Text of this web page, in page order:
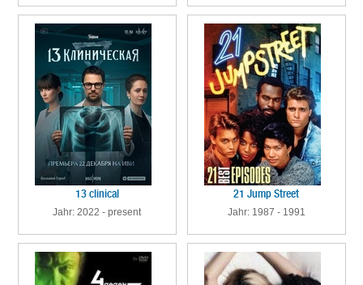
13 clinical
Jahr: 2022 - present
21 Jump Street
Jahr: 1987 - 1991